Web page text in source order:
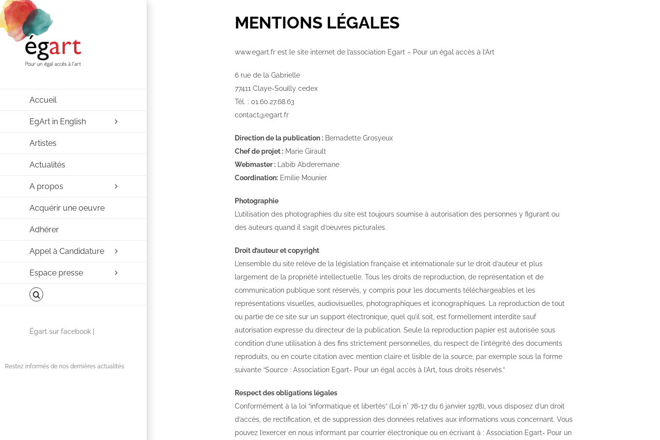
Passer
au
contenu
Accueil
EgArt in English
Artistes
Actualités
A propos
Acquérir une oeuvre
Adhérer
Appel à Candidature
Espace presse
Égart sur facebook |
Restez informés de nos dernières actualités
MENTIONS LÉGALES
www.egart.fr est le site internet de l’association Egart – Pour un égal accès à l’Art
6 rue de la Gabrielle
77411 Claye-Souilly cedex
Tél. : 01.60.27.68.63
contact@egart.fr
Direction de la publication :Bernadette Grosyeux
Chef de projet :Marie Girault
Webmaster :Labib Abderemane
Coordination:Emilie Mounier
Photographie
L’utilisation des photographies du site est toujours soumise à autorisation des personnes y figurant ou
des auteurs quand il s’agit d’oeuvres picturales.
Droit d’auteur et copyright
L’ensemble du site relève de la législation française et internationale sur le droit d’auteur et plus
largement de la propriété intellectuelle. Tous les droits de reproduction, de représentation et de
communication publique sont réservés, y compris pour les documents téléchargeables et les
représentations visuelles, audiovisuelles, photographiques et iconographiques. La reproduction de tout
ou partie de ce site sur un support électronique, quel qu’il soit, est formellement interdite sauf
autorisation expresse du directeur de la publication. Seule la reproduction papier est autorisée sous
condition d’une utilisation à des fins strictement personnelles, du respect de l’intégrité des documents
reproduits, ou en courte citation avec mention claire et lisible de la source, par exemple sous la forme
suivante “Source : Association Egart- Pour un égal accès à l’Art, tous droits réservés.”
Respect des obligations légales
Conformément à la loi “informatique et libertés” (Loi n° 78-17 du 6 janvier 1978), vous disposez d’un droit
d’accès, de rectification, et de suppression des données relatives aux informations vous concernant. Vous
pouvez l’exercer en nous informant par courrier électronique ou en écrivant à : Association Egart- Pour un